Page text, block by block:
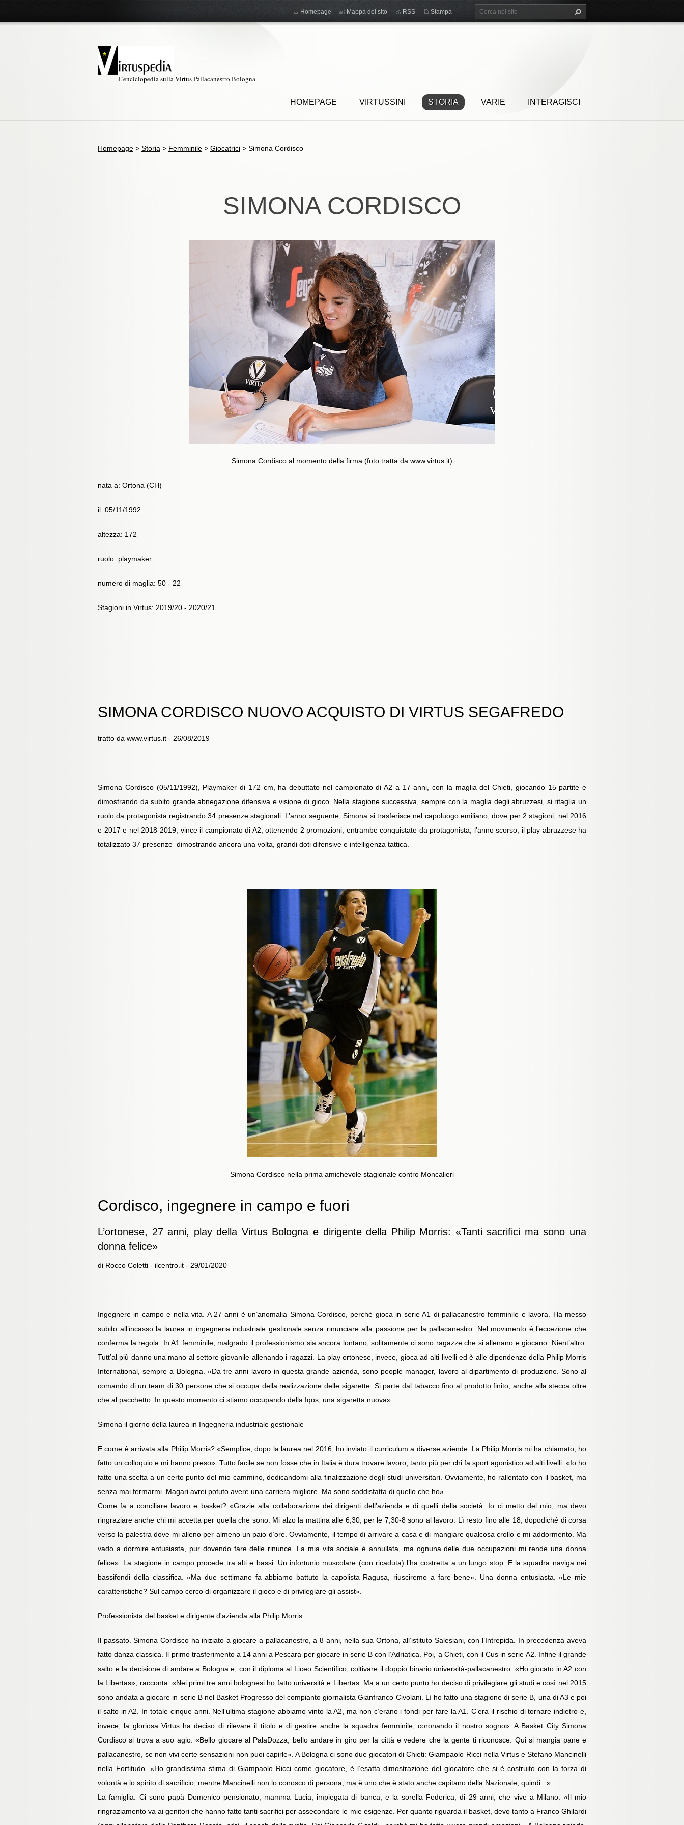
L'enciclopedia sulla Virtus Pallacanestro Bologna
HOMEPAGE VIRTUSSINI STORIA VARIE INTERAGISCI
Homepage Mappa del sito RSS Stampa
Homepage > Storia > Femminile > Giocatrici > Simona Cordisco
SIMONA CORDISCO
Simona Cordisco al momento della firma (foto tratta da www.virtus.it)
nata a: Ortona (CH)
il: 05/11/1992
altezza: 172
ruolo: playmaker
numero di maglia: 50 - 22
Stagioni in Virtus: 2019/20 - 2020/21
SIMONA CORDISCO NUOVO ACQUISTO DI VIRTUS SEGAFREDO
tratto da www.virtus.it - 26/08/2019
Simona Cordisco (05/11/1992), Playmaker di 172 cm, ha debuttato nel campionato di A2 a 17 anni, con la maglia del Chieti, giocando 15 partite e
dimostrando da subito grande abnegazione difensiva e visione di gioco. Nella stagione successiva, sempre con la maglia degli abruzzesi, si ritaglia un
ruolo da protagonista registrando 34 presenze stagionali. L’anno seguente, Simona si trasferisce nel capoluogo emiliano, dove per 2 stagioni, nel 2016
e 2017 e nel 2018-2019, vince il campionato di A2, ottenendo 2 promozioni, entrambe conquistate da protagonista; l’anno scorso, il play abruzzese ha
totalizzato 37 presenze dimostrando ancora una volta, grandi doti difensive e intelligenza tattica.
Simona Cordisco nella prima amichevole stagionale contro Moncalieri
Cordisco, ingegnere in campo e fuori
L’ortonese, 27 anni, play della Virtus Bologna e dirigente della Philip Morris: «Tanti sacrifici ma sono una
donna felice»
di Rocco Coletti - ilcentro.it - 29/01/2020
Ingegnere in campo e nella vita. A 27 anni è un’anomalia Simona Cordisco, perché gioca in serie A1 di pallacanestro femminile e lavora. Ha messo
subito all’incasso la laurea in ingegneria industriale gestionale senza rinunciare alla passione per la pallacanestro. Nel movimento è l’eccezione che
conferma la regola. In A1 femminile, malgrado il professionismo sia ancora lontano, solitamente ci sono ragazze che si allenano e giocano. Nient’altro.
Tutt’al più danno una mano al settore giovanile allenando i ragazzi. La play ortonese, invece, gioca ad alti livelli ed è alle dipendenze della Philip Morris
International, sempre a Bologna. «Da tre anni lavoro in questa grande azienda, sono people manager, lavoro al dipartimento di produzione. Sono al
comando di un team di 30 persone che si occupa della realizzazione delle sigarette. Si parte dal tabacco fino al prodotto finito, anche alla stecca oltre
che al pacchetto. In questo momento ci stiamo occupando della Iqos, una sigaretta nuova».
Simona il giorno della laurea in Ingegneria industriale gestionale
E come è arrivata alla Philip Morris? «Semplice, dopo la laurea nel 2016, ho inviato il curriculum a diverse aziende. La Philip Morris mi ha chiamato, ho
fatto un colloquio e mi hanno preso». Tutto facile se non fosse che in Italia è dura trovare lavoro, tanto più per chi fa sport agonistico ad alti livelli. «Io ho
fatto una scelta a un certo punto del mio cammino, dedicandomi alla finalizzazione degli studi universitari. Ovviamente, ho rallentato con il basket, ma
senza mai fermarmi. Magari avrei potuto avere una carriera migliore. Ma sono soddisfatta di quello che ho».
Come fa a conciliare lavoro e basket? «Grazie alla collaborazione dei dirigenti dell’azienda e di quelli della società. Io ci metto del mio, ma devo
ringraziare anche chi mi accetta per quella che sono. Mi alzo la mattina alle 6,30; per le 7,30-8 sono al lavoro. Lì resto fino alle 18, dopodiché di corsa
verso la palestra dove mi alleno per almeno un paio d’ore. Ovviamente, il tempo di arrivare a casa e di mangiare qualcosa crollo e mi addormento. Ma
vado a dormire entusiasta, pur dovendo fare delle rinunce. La mia vita sociale è annullata, ma ognuna delle due occupazioni mi rende una donna
felice». La stagione in campo procede tra alti e bassi. Un infortunio muscolare (con ricaduta) l’ha costretta a un lungo stop. E la squadra naviga nei
bassifondi della classifica. «Ma due settimane fa abbiamo battuto la capolista Ragusa, riusciremo a fare bene». Una donna entusiasta. «Le mie
caratteristiche? Sul campo cerco di organizzare il gioco e di privilegiare gli assist».
Professionista del basket e dirigente d'azienda alla Philip Morris
Il passato. Simona Cordisco ha iniziato a giocare a pallacanestro, a 8 anni, nella sua Ortona, all’istituto Salesiani, con l’Intrepida. In precedenza aveva
fatto danza classica. Il primo trasferimento a 14 anni a Pescara per giocare in serie B con l’Adriatica. Poi, a Chieti, con il Cus in serie A2. Infine il grande
salto e la decisione di andare a Bologna e, con il diploma al Liceo Scientifico, coltivare il doppio binario università-pallacanestro. «Ho giocato in A2 con
la Libertas», racconta. «Nei primi tre anni bolognesi ho fatto università e Libertas. Ma a un certo punto ho deciso di privilegiare gli studi e così nel 2015
sono andata a giocare in serie B nel Basket Progresso del compianto giornalista Gianfranco Civolani. Lì ho fatto una stagione di serie B, una di A3 e poi
il salto in A2. In totale cinque anni. Nell’ultima stagione abbiamo vinto la A2, ma non c’erano i fondi per fare la A1. C’era il rischio di tornare indietro e,
invece, la gloriosa Virtus ha deciso di rilevare il titolo e di gestire anche la squadra femminile, coronando il nostro sogno». A Basket City Simona
Cordisco si trova a suo agio. «Bello giocare al PalaDozza, bello andare in giro per la città e vedere che la gente ti riconosce. Qui si mangia pane e
pallacanestro, se non vivi certe sensazioni non puoi capirle». A Bologna ci sono due giocatori di Chieti: Giampaolo Ricci nella Virtus e Stefano Mancinelli
nella Fortitudo. «Ho grandissima stima di Giampaolo Ricci come giocatore, è l’esatta dimostrazione del giocatore che si è costruito con la forza di
volontà e lo spirito di sacrificio, mentre Mancinelli non lo conosco di persona, ma è uno che è stato anche capitano della Nazionale, quindi...».
La famiglia. Ci sono papà Domenico pensionato, mamma Lucia, impiegata di banca, e la sorella Federica, di 29 anni, che vive a Milano. «Il mio
ringraziamento va ai genitori che hanno fatto tanti sacrifici per assecondare le mie esigenze. Per quanto riguarda il basket, devo tanto a Franco Ghilardi